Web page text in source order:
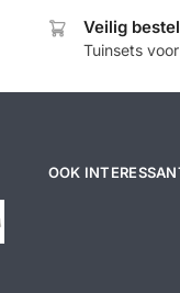
Veilig
Tuinsets
OOK